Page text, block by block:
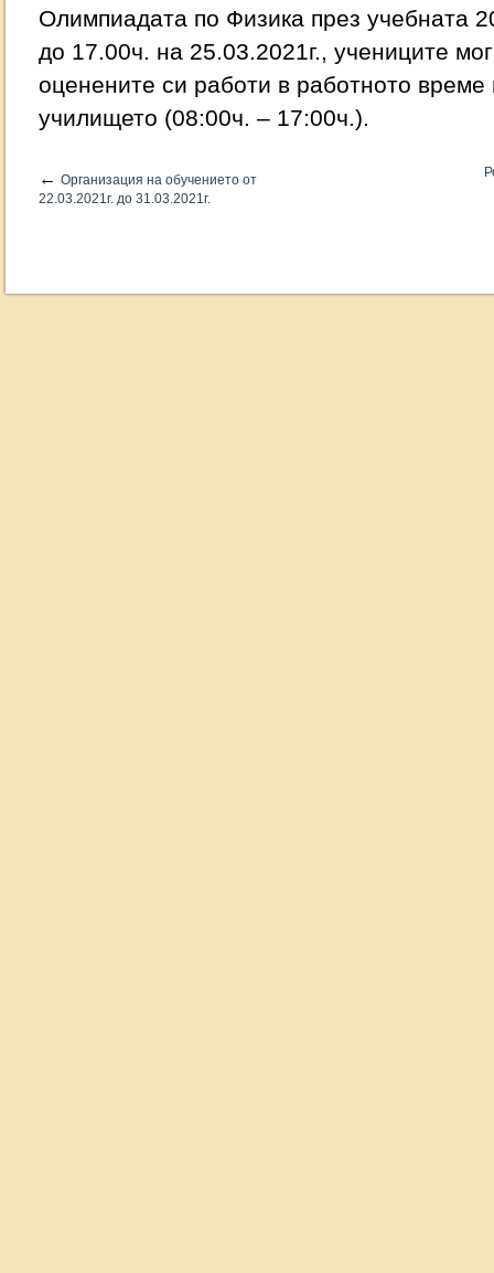
Олимпиадата по Физика през учебната
до 17.00ч. на 25.03.2021г., учениците
оценените си работи в работното време
училището (08:00ч. – 17:00ч.).
← Организация на обучението от
22.03.2021г. до 31.03.2021г.